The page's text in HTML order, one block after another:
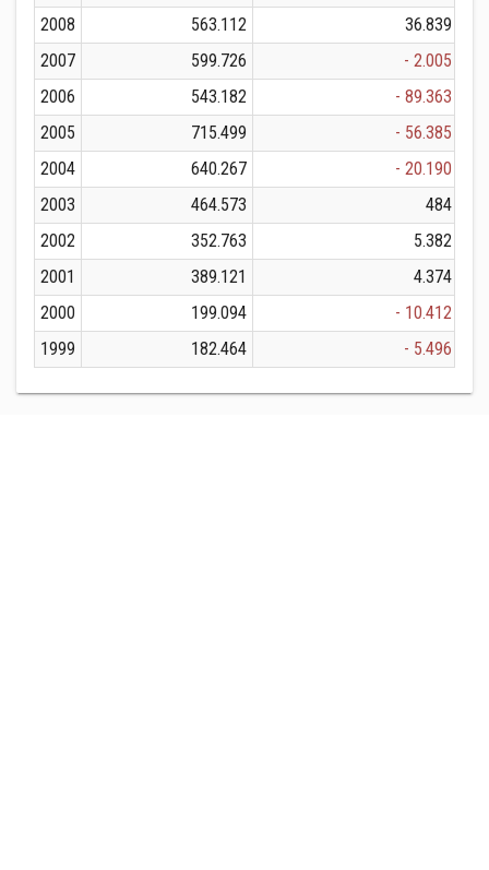
2008
563.112
36.839
2007
599.726
- 2.005
2006
543.182
- 89.363
2005
715.499
- 56.385
2004
640.267
- 20.190
2003
464.573
484
2002
352.763
5.382
2001
389.121
4.374
2000
199.094
- 10.412
1999
182.464 - 5.496